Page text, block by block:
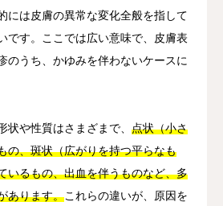
には皮膚の異常な変化全般を指して
です。ここでは広い意味で、皮膚表
のうち、かゆみを伴わないケースに
状や性質はさまざまで、 点状（小さ
の、斑状（広がりを持つ平らなも
いるもの、出血を伴うものなど、多
あります。これらの違いが、原因を